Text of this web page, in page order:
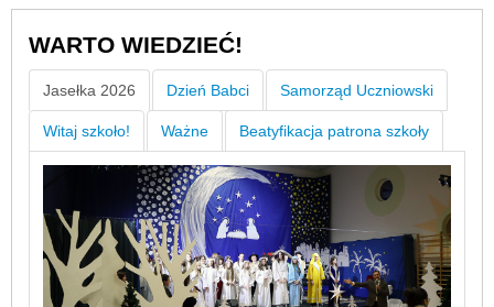
WARTO WIEDZIEĆ!
Jasełka 2026 Dzień Babci Samorząd Uczniowski
Witaj szkoło! Ważne Beatyfikacja patrona szkoły